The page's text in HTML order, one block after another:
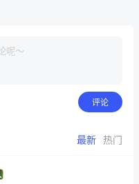
评论
最新 热门